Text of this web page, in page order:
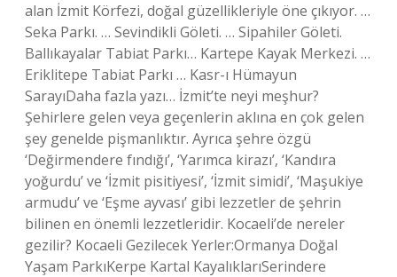
alan İzmit Körfezi, doğal güzellikleriyle öne çıkıyor. …
Seka Parkı. … Sevindikli Göleti. … Sipahiler Göleti.
Ballıkayalar Tabiat Parkı… Kartepe Kayak Merkezi. …
Eriklitepe Tabiat Parkı … Kasr-ı Hümayun
SarayıDaha fazla yazı… İzmit’te neyi meşhur?
Şehirlere gelen veya geçenlerin aklına en çok gelen
şey genelde pişmanlıktır. Ayrıca şehre özgü
‘Değirmendere fındığı’, ‘Yarımca kirazı’, ‘Kandıra
yoğurdu’ ve ‘İzmit pisitiyesi’, ‘İzmit simidi’, ‘Maşukiye
armudu’ ve ‘Eşme ayvası’ gibi lezzetler de şehrin
bilinen en önemli lezzetleridir. Kocaeli’de nereler
gezilir? Kocaeli Gezilecek Yerler:Ormanya Doğal
Yaşam ParkıKerpe Kartal KayalıklarıSerindere